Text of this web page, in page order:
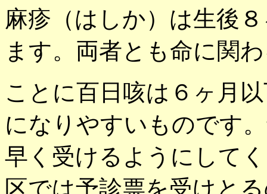
麻疹（はしか）は生後
ます。両者とも命に関
ことに百日咳は６ヶ月
になりやすいものです
早く受けるようにして
区では予診票を受けと